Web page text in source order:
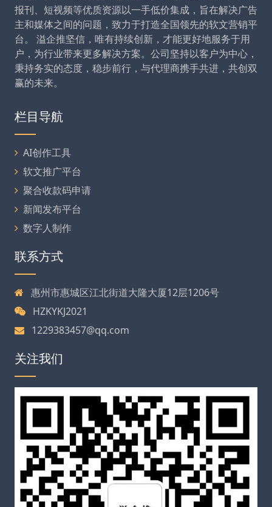
报刊、短视频等优质资源以一手低价集成，旨在解决广告
主和媒体之间的问题，致力于打造全国领先的软文营销平
台。 溢企推坚信，唯有持续创新，才能更好地服务于用
户，为行业带来更多解决方案。公司坚持以客户为中心，
秉持务实的态度，稳步前行，与代理商携手共进，共创双
赢的未来。
栏目导航
AI创作工具
软文推广平台
聚合收款码申请
新闻发布平台
数字人制作
联系方式
惠州市惠城区江北街道大隆大厦12层1206号
HZKYKJ2021
1229383457@qq.com
关注我们